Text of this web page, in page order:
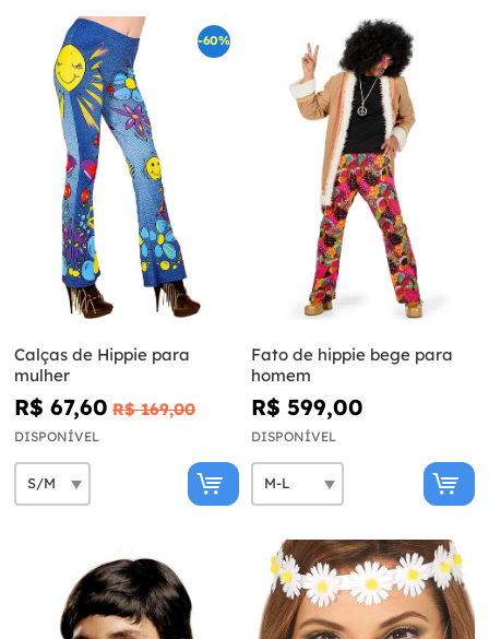
-60%
Calças de Hippie para
mulher
R$ 67,60 R$ 169,00
DISPONÍVEL
Fato de hippie bege para
homem
R$ 599,00
DISPONÍVEL